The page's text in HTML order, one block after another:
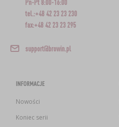
Pn-Pt 8:00-16:00
tel.:+48 42 23 23 230
fax:+48 42 23 23 295
support@browin.pl
INFORMACJE
Nowości
Koniec serii